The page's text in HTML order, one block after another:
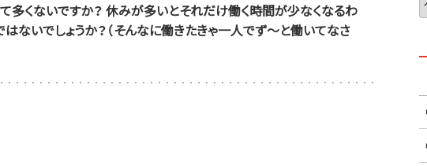
多くないですか？ 休みが多いとそれだけ働く時間が少なくなるわ
ないでしょうか？（そんなに働きたきゃ一人でず～と働いてなさ